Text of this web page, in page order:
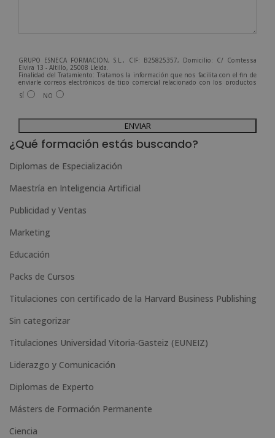
GRUPO ESNECA FORMACIÓN, S.L., CIF: B25825357, Domicilio: C/ Comtessa
Elvira 13 - Altillo, 25008 Lleida.
Finalidad del Tratamiento: Tratamos la información que nos facilita con el fin de
enviarle correos electrónicos de tipo comercial relacionado con los productos
ofrecidos y otros tipo de productos que fueran de su interés.
Legitimación del tratamiento: Consentimiento del interesado.
Para más información consulte nuestra Política de Privacidad.
Desea recibir información comercial (vía telefónica y/o email):
SÍ NO
A
l
e
r
n
i
v
e
¿Qué formación estás buscando?
Diplomas de Especialización
Maestría en Inteligencia Artificial
Publicidad y Ventas
Marketing
Educación
Packs de Cursos
Titulaciones con certificado de la Harvard Business Publishing
Sin categorizar
Titulaciones Universidad Vitoria-Gasteiz (EUNEIZ)
Liderazgo y Comunicación
Diplomas de Experto
Másters de Formación Permanente
Ciencia